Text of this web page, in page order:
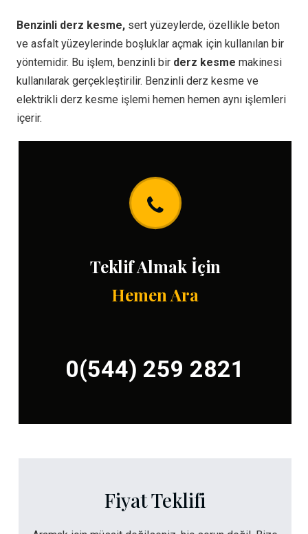
Benzinli derz kesme, sert yüzeylerde, özellikle beton
ve asfalt yüzeylerinde boşluklar açmak için kullanılan bir
yöntemidir. Bu işlem, benzinli bir derz kesme makinesi
kullanılarak gerçekleştirilir. Benzinli derz kesme ve
elektrikli derz kesme işlemi hemen hemen aynı işlemleri
içerir.
Teklif Almak İçin
Hemen Ara
0(544) 259 2821
Fiyat Teklifi